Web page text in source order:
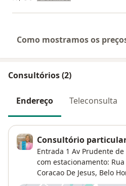
Como mostramos os
Consultórios (2)
Endereço Teleconsulta
Consultório
Entrada 1 Av Prudente
com estacionamento:
Coracao De Jesus, Belo